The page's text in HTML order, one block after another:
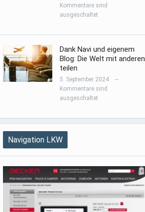
Kommentare sind
ausgeschaltet
Dank Navi und eigenem
Blog: Die Welt mit anderen
teilen
5. September 2024 —
Kommentare sind
ausgeschaltet
Navigation LKW